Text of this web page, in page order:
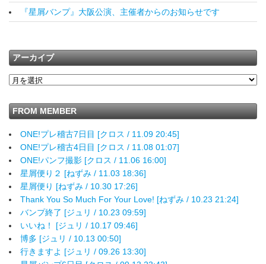
『星屑バンプ』大阪公演、主催者からのお知らせです
アーカイブ
FROM MEMBER
ONE!プレ稽古7日目 [クロス / 11.09 20:45]
ONE!プレ稽古4日目 [クロス / 11.08 01:07]
ONE!パンフ撮影 [クロス / 11.06 16:00]
星屑便り２ [ねずみ / 11.03 18:36]
星屑便り [ねずみ / 10.30 17:26]
Thank You So Much For Your Love! [ねずみ / 10.23 21:24]
バンプ終了 [ジュリ / 10.23 09:59]
いいね！ [ジュリ / 10.17 09:46]
博多 [ジュリ / 10.13 00:50]
行きますよ [ジュリ / 09.26 13:30]